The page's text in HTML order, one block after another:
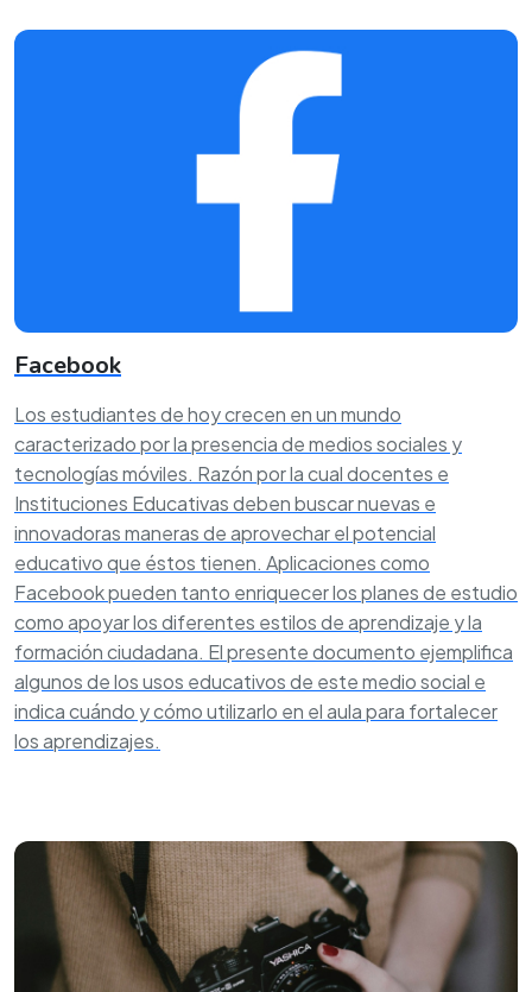
Facebook
Los estudiantes de hoy crecen en un mundo
caracterizado por la presencia de medios sociales y
tecnologías móviles. Razón por la cual docentes e
Instituciones Educativas deben buscar nuevas e
innovadoras maneras de aprovechar el potencial
educativo que éstos tienen. Aplicaciones como
Facebook pueden tanto enriquecer los planes de estudio
como apoyar los diferentes estilos de aprendizaje y la
formación ciudadana. El presente documento ejemplifica
algunos de los usos educativos de este medio social e
indica cuándo y cómo utilizarlo en el aula para fortalecer
los aprendizajes.